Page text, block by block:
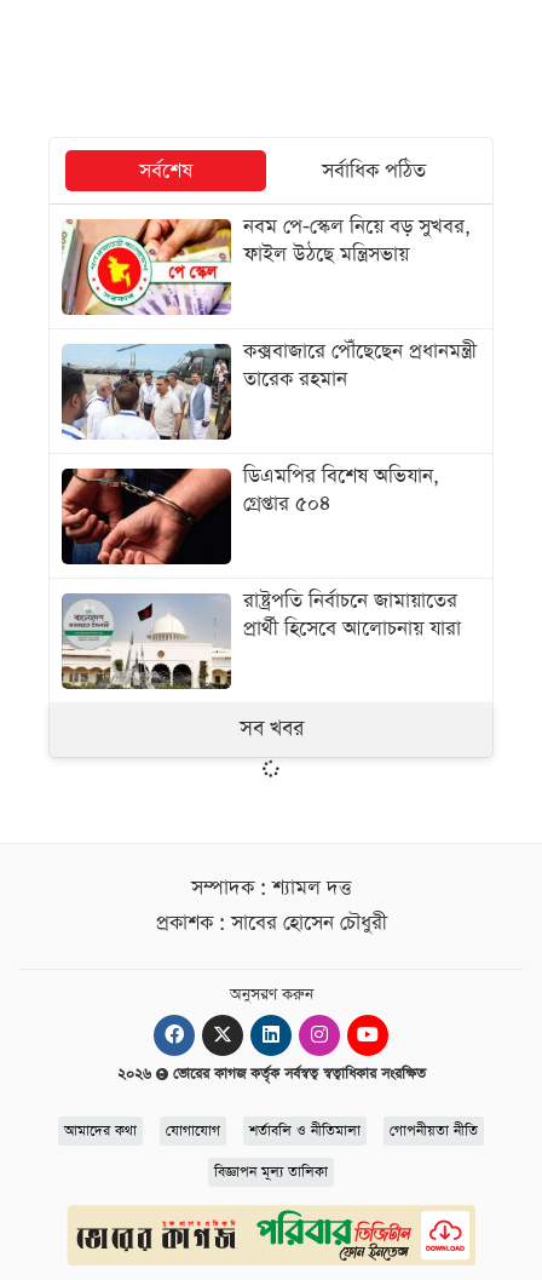
সর্বশেষ
সর্বাধিক পঠিত
নবম পে-স্কেল নিয়ে বড় সুখবর,
ফাইল উঠছে মন্ত্রিসভায়
কক্সবাজারে পৌঁছেছেন প্রধানমন্ত্রী
তারেক রহমান
ডিএমপির বিশেষ অভিযান,
গ্রেপ্তার ৫০৪
রাষ্ট্রপতি নির্বাচনে জামায়াতের
প্রার্থী হিসেবে আলোচনায় যারা
সব খবর
সম্পাদক : শ্যামল দত্ত
প্রকাশক : সাবের হোসেন চৌধুরী
অনুসরণ করুন
২০২৬ ভোরের কাগজ কর্তৃক সর্বস্বত্ব স্বত্বাধিকার সংরক্ষিত
আমাদের কথা যোগাযোগ শর্তাবলি ও নীতিমালা গোপনীয়তা নীতি
বিজ্ঞাপন মূল্য তালিকা